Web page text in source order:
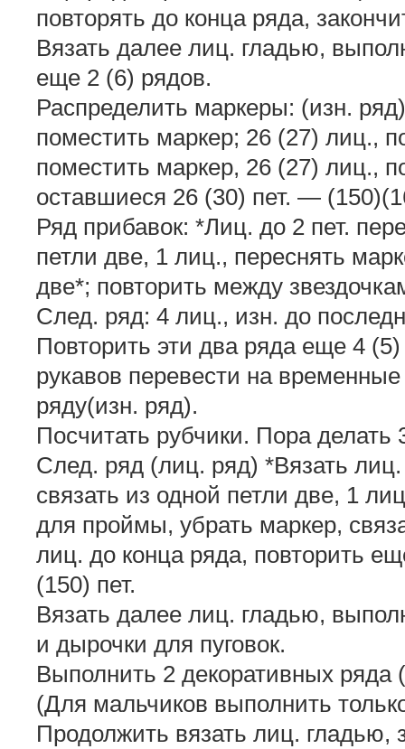
повторять до конца ряда,
Вязать далее лиц. гладью,
еще 2 (6) рядов.
Распределить маркеры: (изн.
поместить маркер; 26 (27) лиц.,
поместить маркер, 26 (27) лиц.,
оставшиеся 26 (30) пет. —
Ряд прибавок: *Лиц. до 2 пет.
петли две, 1 лиц., переснять
две*; повторить между
След. ряд: 4 лиц., изн. до
Повторить эти два ряда еще 4
рукавов перевести на
ряду(изн. ряд).
Посчитать рубчики. Пора делать
След. ряд (лиц. ряд) *Вязать
связать из одной петли две, 1
для проймы, убрать маркер,
лиц. до конца ряда, повторить
(150) пет.
Вязать далее лиц. гладью,
и дырочки для пуговок.
Выполнить 2 декоративных ряда
(Для мальчиков выполнить
Продолжить вязать лиц. гладью,